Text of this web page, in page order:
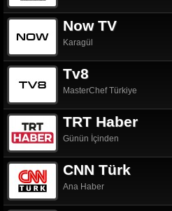
Now TV
Karagül
Tv8
MasterChef Türkiye
TRT Haber
Günün İçinden
CNN Türk
Ana Haber